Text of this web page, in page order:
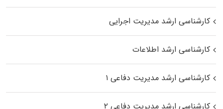
کارشناسی ارشد مدیریت اجرایی
کارشناسی ارشد اطلاعات
کارشناسی ارشد مدیریت دفاعی ۱
کارشناسی ارشد مدیریت دفاعی ۲